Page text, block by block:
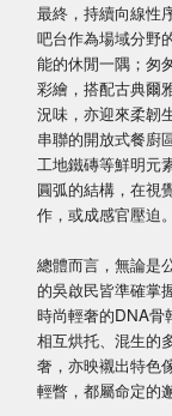
最終，持續向線性
吧台作為場域分野
能的休閒一隅；匆
彩繪，搭配古典爾
況味，亦迎來柔韌
串聯的開放式餐廚
工地鐵磚等鮮明元
圓弧的結構，在視
作，或成感官壓迫。
總體而言，無論是
的吳啟民皆準確掌
時尚輕奢的DNA骨
相互烘托、混生的
奢，亦映襯出特色
輕瞥，都屬命定的